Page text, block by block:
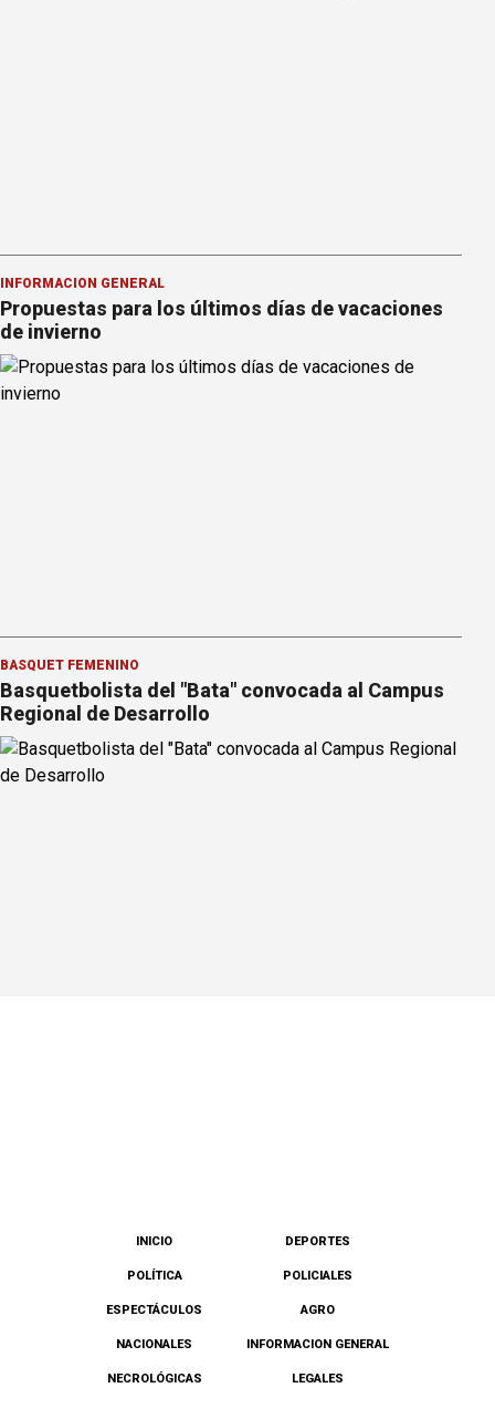
INFORMACION GENERAL
Propuestas para los últimos días de vacaciones
de invierno
BÁSQUET FEMENINO
Basquetbolista del "Bata" convocada al Campus
Regional de Desarrollo
INICIO DEPORTES
POLÍTICA POLICIALES
ESPECTÁCULOS AGRO
NACIONALES INFORMACION GENERAL
NECROLÓGICAS LEGALES